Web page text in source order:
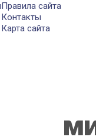
Правила сайта
Контакты
Карта сайта